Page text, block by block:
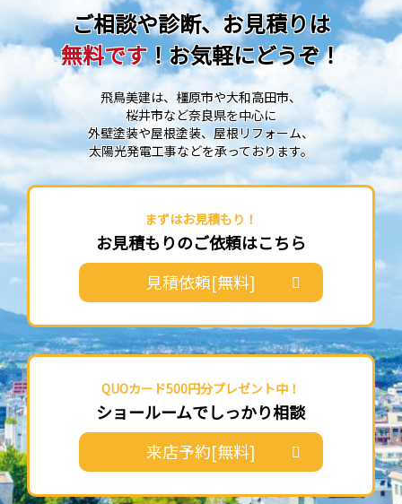
ご相談や診断、お見積りは
無料です！お気軽にどうぞ！
飛鳥美建は、橿原市や大和高田市、
桜井市など奈良県を中心に
外壁塗装や屋根塗装、屋根リフォーム、
太陽光発電工事などを承っております。
まずはお見積もり！
お見積もりのご依頼はこちら
見積依頼[無料]
QUOカード500円分プレゼント中！
ショールームでしっかり相談
来店予約[無料]